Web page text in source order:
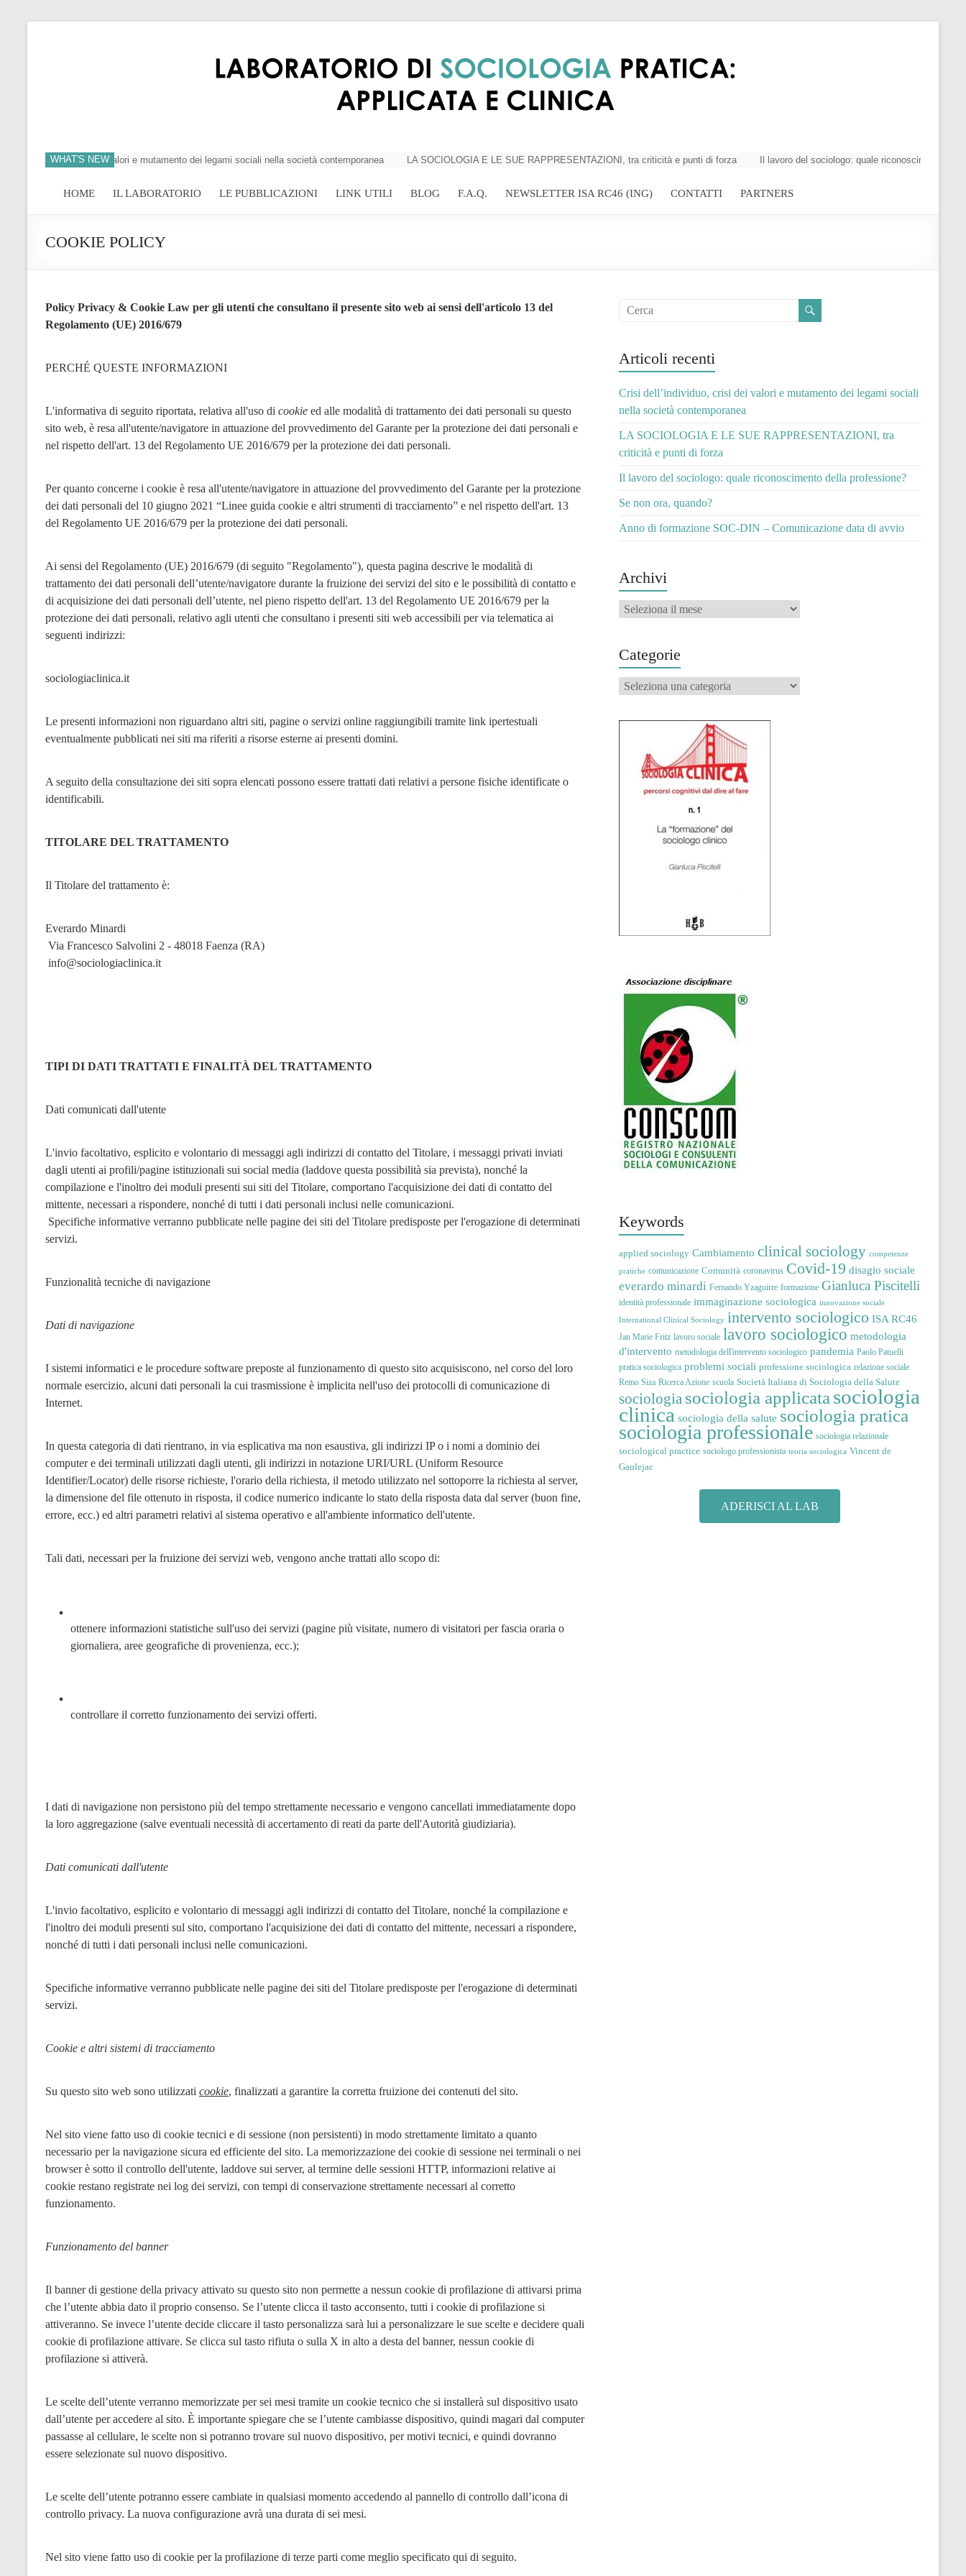
WHAT'S NEW
crisi dei valori e mutamento dei legami sociali nella società contemporanea LA SOCIOLOGIA E LE SUE RAPPRESENTAZIONI, tra criticità e punti di forza Il lavoro del sociologo: quale riconoscimento della
HOME IL LABORATORIO LE PUBBLICAZIONI LINK UTILI BLOG F.A.Q. NEWSLETTER ISA RC46 (ING) CONTATTI PARTNERS
COOKIE POLICY
Policy Privacy & Cookie Law per gli utenti che consultano il presente sito web ai sensi dell'articolo 13 del
Regolamento (UE) 2016/679
PERCHÉ QUESTE INFORMAZIONI
L'informativa di seguito riportata, relativa all'uso di cookie ed alle modalità di trattamento dei dati personali su questo
sito web, è resa all'utente/navigatore in attuazione del provvedimento del Garante per la protezione dei dati personali e
nel rispetto dell'art. 13 del Regolamento UE 2016/679 per la protezione dei dati personali.
Per quanto concerne i cookie è resa all'utente/navigatore in attuazione del provvedimento del Garante per la protezione
dei dati personali del 10 giugno 2021 “Linee guida cookie e altri strumenti di tracciamento” e nel rispetto dell'art. 13
del Regolamento UE 2016/679 per la protezione dei dati personali.
Ai sensi del Regolamento (UE) 2016/679 (di seguito "Regolamento"), questa pagina descrive le modalità di
trattamento dei dati personali dell’utente/navigatore durante la fruizione dei servizi del sito e le possibilità di contatto e
di acquisizione dei dati personali dell’utente, nel pieno rispetto dell'art. 13 del Regolamento UE 2016/679 per la
protezione dei dati personali, relativo agli utenti che consultano i presenti siti web accessibili per via telematica ai
seguenti indirizzi:
sociologiaclinica.it
Le presenti informazioni non riguardano altri siti, pagine o servizi online raggiungibili tramite link ipertestuali
eventualmente pubblicati nei siti ma riferiti a risorse esterne ai presenti domini.
A seguito della consultazione dei siti sopra elencati possono essere trattati dati relativi a persone fisiche identificate o
identificabili.
TITOLARE DEL TRATTAMENTO
Il Titolare del trattamento è:
Everardo Minardi
Via Francesco Salvolini 2 - 48018 Faenza (RA)
info@sociologiaclinica.it
TIPI DI DATI TRATTATI E FINALITÀ DEL TRATTAMENTO
Dati comunicati dall'utente
L'invio facoltativo, esplicito e volontario di messaggi agli indirizzi di contatto del Titolare, i messaggi privati inviati
dagli utenti ai profili/pagine istituzionali sui social media (laddove questa possibilità sia prevista), nonché la
compilazione e l'inoltro dei moduli presenti sui siti del Titolare, comportano l'acquisizione dei dati di contatto del
mittente, necessari a rispondere, nonché di tutti i dati personali inclusi nelle comunicazioni.
servizi.
Funzionalità tecniche di navigazione
Dati di navigazione
I sistemi informatici e le procedure software preposte al funzionamento di questo sito acquisiscono, nel corso del loro
normale esercizio, alcuni dati personali la cui trasmissione è implicita nell'uso dei protocolli di comunicazione di
Internet.
In questa categoria di dati rientrano, in via esplicativa ma non esaustiva, gli indirizzi IP o i nomi a dominio dei
computer e dei terminali utilizzati dagli utenti, gli indirizzi in notazione URI/URL (Uniform Resource
Identifier/Locator) delle risorse richieste, l'orario della richiesta, il metodo utilizzato nel sottoporre la richiesta al server,
la dimensione del file ottenuto in risposta, il codice numerico indicante lo stato della risposta data dal server (buon fine,
errore, ecc.) ed altri parametri relativi al sistema operativo e all'ambiente informatico dell'utente.
Tali dati, necessari per la fruizione dei servizi web, vengono anche trattati allo scopo di:
ottenere informazioni statistiche sull'uso dei servizi (pagine più visitate, numero di visitatori per fascia oraria o
giornaliera, aree geografiche di provenienza, ecc.);
controllare il corretto funzionamento dei servizi offerti.
I dati di navigazione non persistono più del tempo strettamente necessario e vengono cancellati immediatamente dopo
la loro aggregazione (salve eventuali necessità di accertamento di reati da parte dell'Autorità giudiziaria).
Dati comunicati dall'utente
L'invio facoltativo, esplicito e volontario di messaggi agli indirizzi di contatto del Titolare, nonché la compilazione e
l'inoltro dei moduli presenti sul sito, comportano l'acquisizione dei dati di contatto del mittente, necessari a rispondere,
nonché di tutti i dati personali inclusi nelle comunicazioni.
Specifiche informative verranno pubblicate nelle pagine dei siti del Titolare predisposte per l'erogazione di determinati
servizi.
Cookie e altri sistemi di tracciamento
Su questo sito web sono utilizzati cookie, finalizzati a garantire la corretta fruizione dei contenuti del sito.
Nel sito viene fatto uso di cookie tecnici e di sessione (non persistenti) in modo strettamente limitato a quanto
necessario per la navigazione sicura ed efficiente del sito. La memorizzazione dei cookie di sessione nei terminali o nei
browser è sotto il controllo dell'utente, laddove sui server, al termine delle sessioni HTTP, informazioni relative ai
cookie restano registrate nei log dei servizi, con tempi di conservazione strettamente necessari al corretto
funzionamento.
Funzionamento del banner
Il banner di gestione della privacy attivato su questo sito non permette a nessun cookie di profilazione di attivarsi prima
che l’utente abbia dato il proprio consenso. Se l’utente clicca il tasto acconsento, tutti i cookie di profilazione si
attiveranno. Se invece l’utente decide cliccare il tasto personalizza sarà lui a personalizzare le sue scelte e decidere quali
cookie di profilazione attivare. Se clicca sul tasto rifiuta o sulla X in alto a desta del banner, nessun cookie di
profilazione si attiverà.
Le scelte dell’utente verranno memorizzate per sei mesi tramite un cookie tecnico che si installerà sul dispositivo usato
dall’utente per accedere al sito. È importante spiegare che se l’utente cambiasse dispositivo, quindi magari dal computer
passasse al cellulare, le scelte non si potranno trovare sul nuovo dispositivo, per motivi tecnici, e quindi dovranno
essere selezionate sul nuovo dispositivo.
Le scelte dell’utente potranno essere cambiate in qualsiasi momento accedendo al pannello di controllo dall’icona di
controllo privacy. La nuova configurazione avrà una durata di sei mesi.
Nel sito viene fatto uso di cookie per la profilazione di terze parti come meglio specificato qui di seguito.
Articoli recenti
Crisi dell’individuo, crisi dei valori e mutamento dei legami sociali
nella società contemporanea
LA SOCIOLOGIA E LE SUE RAPPRESENTAZIONI, tra
criticità e punti di forza
Il lavoro del sociologo: quale riconoscimento della professione?
Se non ora, quando?
Anno di formazione SOC-DIN – Comunicazione data di avvio
Archivi
Archivi
Categorie
Categorie
Keywords
applied sociology Cambiamento clinical sociology competenze
pratiche comunicazione Comunità coronavirus Covid-19 disagio sociale
everardo minardi Fernando Yzaguirre formazione Gianluca Piscitelli
identità professionale immaginazione sociologica innovazione sociale
International Clinical Sociology intervento sociologico ISA RC46
Jan Marie Fritz lavoro sociale lavoro sociologico metodologia
d'intervento metodologia dell'intervento sociologico pandemia Paolo Patuelli
pratica sociologica problemi sociali professione sociologica relazione sociale
Remo Siza Ricerca Azione scuola Società Italiana di Sociologia della Salute
sociologia sociologia applicata sociologia
clinica sociologia della salute sociologia pratica
sociologia professionale sociologia relazionale
sociological practice sociologo professionista teoria sociologica Vincent de
Gaulejac
ADERISCI AL LAB